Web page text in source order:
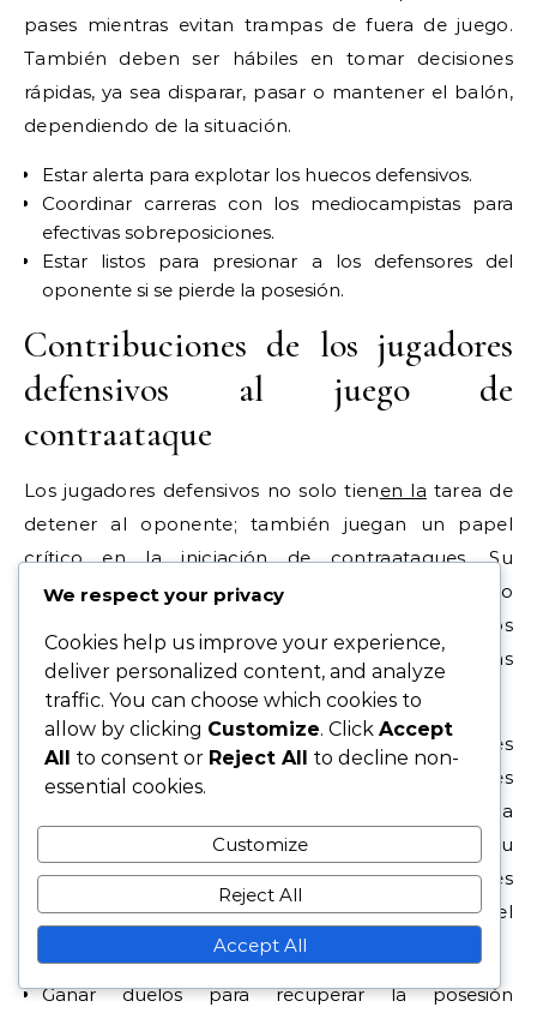
pases mientras evitan trampas de fuera de juego.
También deben ser hábiles en tomar decisiones
rápidas, ya sea disparar, pasar o mantener el balón,
dependiendo de la situación.
Estar alerta para explotar los huecos defensivos.
Coordinar carreras con los mediocampistas para
efectivas sobreposiciones.
Estar listos para presionar a los defensores del
oponente si se pierde la posesión.
Contribuciones de los jugadores
defensivos al juego de
contraataque
Los jugadores defensivos no solo tienen la tarea de
detener al oponente; también juegan un papel
crítico en la iniciación de contraataques. Su
capacidad para recuperar el balón y distribuirlo
rápidamente a los mediocampistas o carrileros
puede preparar el escenario para jugadas ofensivas
rápidas.
Una comunicación efectiva entre los defensores
asegura que puedan anticipar los desencadenantes
de presión y recuperarse rápidamente tras perder la
posesión. También deben ser conscientes de su
posicionamiento para apoyar los contraataques
mientras permanecen atentos a la presión del
Ganar duelos para recuperar la posesión
We respect your privacy
Cookies help us improve your experience,
deliver personalized content, and analyze
traffic. You can choose which cookies to
allow by clicking Customize. Click Accept
All to consent or Reject All to decline non-
essential cookies.
Customize
Reject All
Accept All